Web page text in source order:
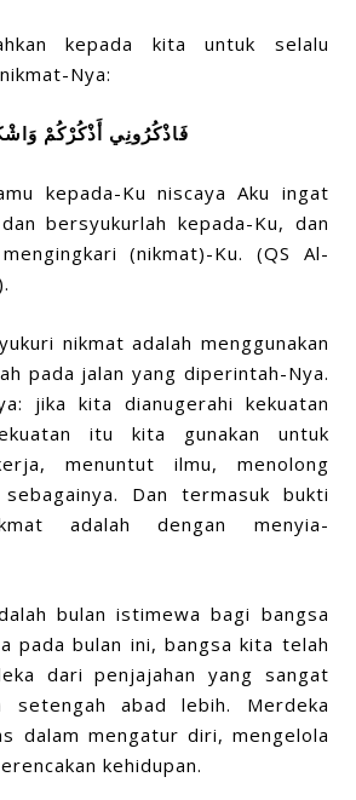
kepada kita untuk selalu
Nya:
فَاذْكُرُونِي أَذْكُرْكُمْ
kepada-Ku niscaya Aku ingat
bersyukurlah kepada-Ku, dan
(nikmat)-Ku. (QS Al-
nikmat adalah menggunakan
pada jalan yang diperintah-Nya.
jika kita dianugerahi kekuatan
itu kita gunakan untuk
menuntut ilmu, menolong
Dan termasuk bukti
adalah dengan menyia-
bulan istimewa bagi bangsa
pada bulan ini, bangsa kita telah
dari penjajahan yang sangat
abad lebih. Merdeka
dalam mengatur diri, mengelola
kehidupan.